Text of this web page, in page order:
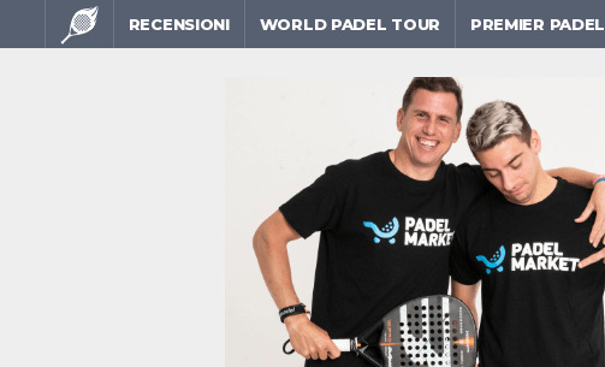
RECENSIONI WORLD PADEL TOUR PREMIER PADEL